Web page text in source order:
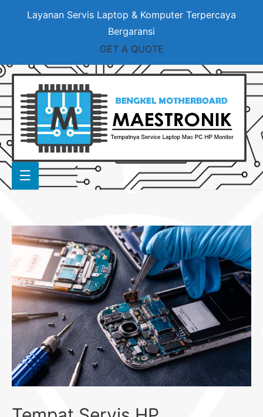
Layanan Servis Laptop & Komputer Terpercaya
Bergaransi
GET A QUOTE